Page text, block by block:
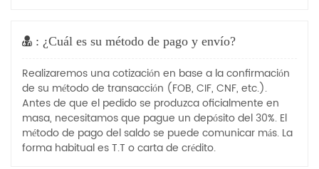
: ¿Cuál es su método de pago y envío?
Realizaremos una cotización en base a la confirmación
de su método de transacción (FOB, CIF, CNF, etc.).
Antes de que el pedido se produzca oficialmente en
masa, necesitamos que pague un depósito del 30%. El
método de pago del saldo se puede comunicar más. La
forma habitual es T.T o carta de crédito.